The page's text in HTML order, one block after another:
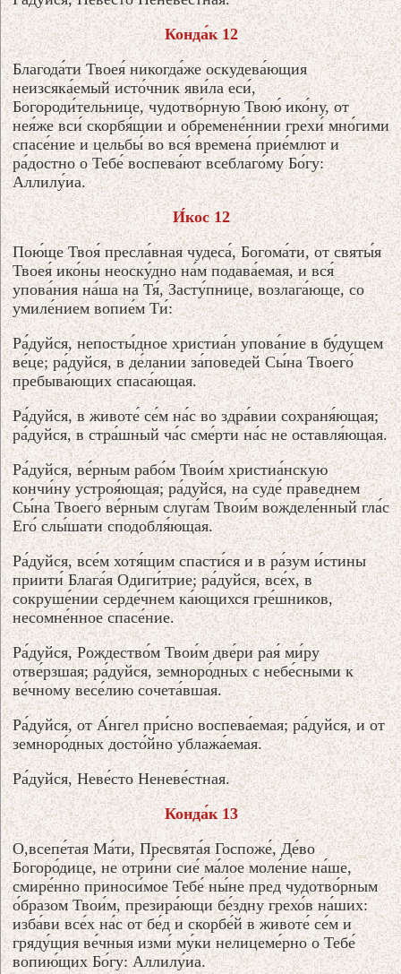
Конда́к 12
Благода́ти Твоея́ никогда́же оскудева́ющия
неизсяка́емый исто́чник яви́ла еси́,
Богороди́тельнице, чудотво́рную Твою́ ико́ну, от
нея́же вси́ скорбя́щии и обремене́ннии грехи́ мно́гими
спасе́ние и цельбы́ во вся́ времена́ прие́млют и
ра́достно о Тебе́ воспева́ют всеблаго́му Бо́гу:
Аллилу́иа.
И́кос 12
Пою́ще Твоя́ пресла́вная чудеса́, Богома́ти, от святы́я
Твоея́ ико́ны неоску́дно на́м подава́емая, и вся́
упова́ния на́ша на Тя́, Засту́пнице, возлага́юще, со
умиле́нием вопие́м Ти́:
Ра́дуйся, непосты́дное христиа́н упова́ние в бу́дущем
ве́це; ра́дуйся, в де́лании за́поведей Сы́на Твоего́
пребыва́ющих спаса́ющая.
Ра́дуйся, в животе́ се́м на́с во здра́вии сохраня́ющая;
ра́дуйся, в стра́шный ча́с сме́рти на́с не оставля́ющая.
Ра́дуйся, ве́рным рабо́м Твои́м христиа́нскую
кончи́ну устроя́ющая; ра́дуйся, на суде́ пра́веднем
Сы́на Твоего́ ве́рным слуга́м Твои́м вожделе́нный гла́с
Его́ слы́шати сподобля́ющая.
Ра́дуйся, все́м хотя́щим спасти́ся и в ра́зум и́стины
приити́ Блага́я Одиги́трие; ра́дуйся, все́х, в
сокруше́нии серде́чнем ка́ющихся гре́шников,
несомне́нное спасе́ние.
Ра́дуйся, Рождество́м Твои́м две́ри рая́ ми́ру
отве́рзшая; ра́дуйся, земноро́дных с небе́сными к
ве́чному весе́лию сочета́вшая.
Ра́дуйся, от А́нгел при́сно воспева́емая; ра́дуйся, и от
земноро́дных досто́йно ублажа́емая.
Ра́дуйся, Неве́сто Неневе́стная.
Конда́к 13
О,всепе́тая Ма́ти, Пресвята́я Госпоже́, Де́во
Богоро́дице, не отри́ни сие́ ма́лое моле́ние на́ше,
смире́нно приноси́мое Тебе́ ны́не пред чудотво́рным
о́бразом Твои́м, презира́ющи бе́здну грехо́в на́ших:
изба́ви все́х на́с от бе́д и скорбе́й в животе́ се́м и
гряду́щия ве́чныя изми́ му́ки нелицеме́рно о Тебе́
вопию́щих Бо́гу: Аллилу́иа.